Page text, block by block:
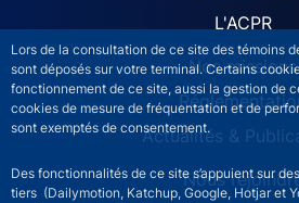
Lors de la consultation de ce site des témoins
sont déposés sur votre terminal. Certains
fonctionnement de ce site, aussi la gestion de
cookies de mesure de fréquentation et de
sont exemptés de consentement.
Des fonctionnalités de ce site s’appuient sur
tiers (Dailymotion, Katchup, Google, Hotjar et
L'ACPR
Nos missions
Actualités &
Nous